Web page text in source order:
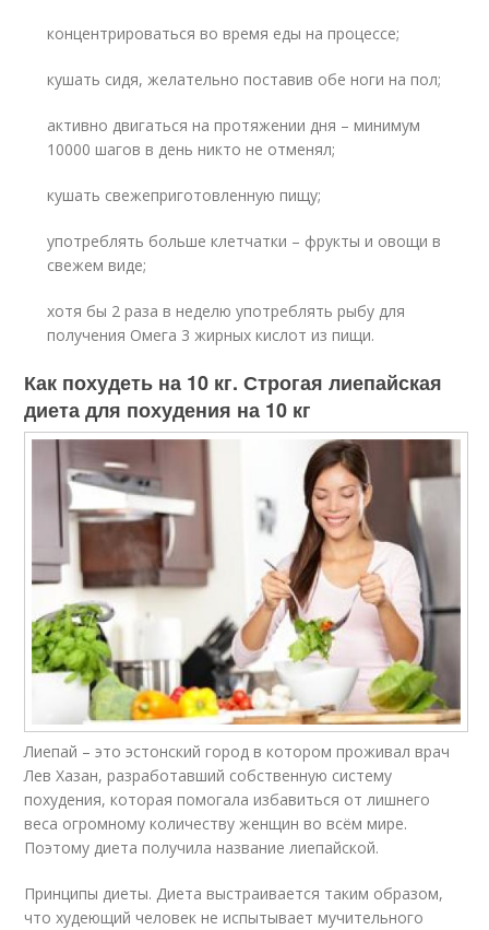
концентрироваться во время еды на процессе;
кушать сидя, желательно поставив обе ноги на пол;
активно двигаться на протяжении дня – минимум
10000 шагов в день никто не отменял;
кушать свежеприготовленную пищу;
употреблять больше клетчатки – фрукты и овощи в
свежем виде;
хотя бы 2 раза в неделю употреблять рыбу для
получения Омега 3 жирных кислот из пищи.
Как похудеть на 10 кг. Строгая лиепайская
диета для похудения на 10 кг
Лиепай – это эстонский город в котором проживал врач
Лев Хазан, разработавший собственную систему
похудения, которая помогала избавиться от лишнего
веса огромному количеству женщин во всём мире.
Поэтому диета получила название лиепайской.
Принципы диеты. Диета выстраивается таким образом,
что худеющий человек не испытывает мучительного